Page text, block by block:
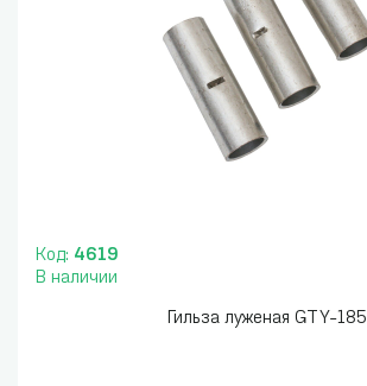
Код: 4619
В наличии
Гильза луженая GTY-185